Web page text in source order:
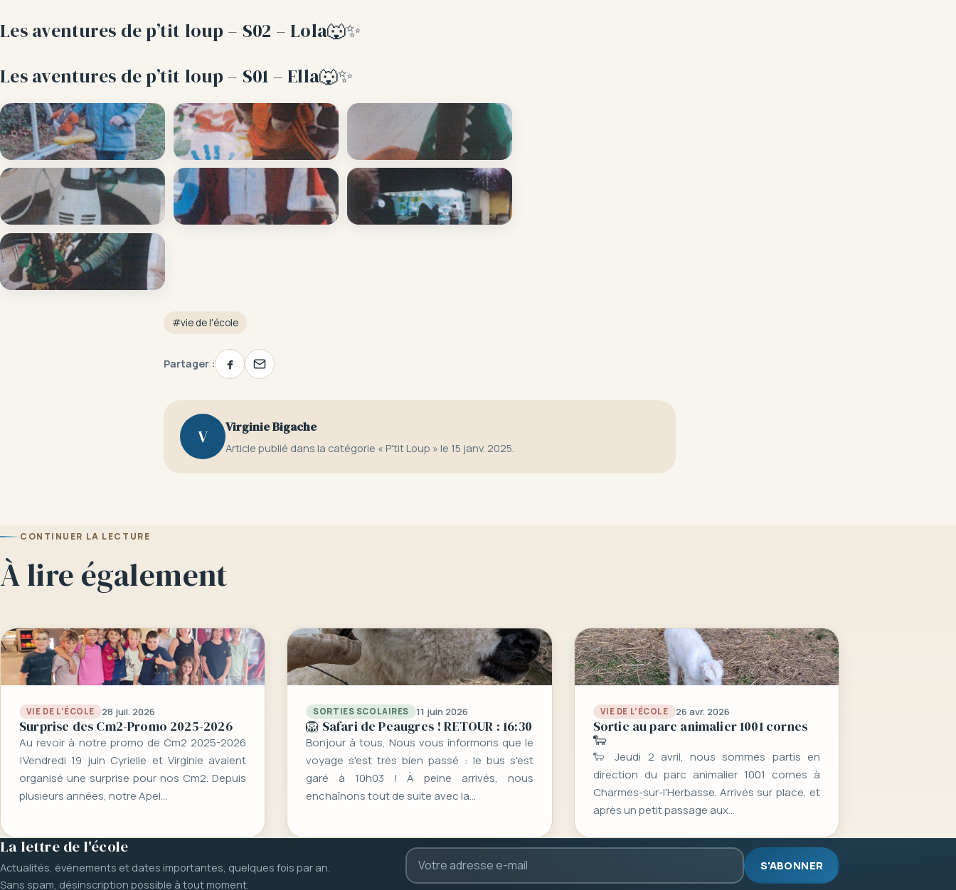
Les aventures de p’tit loup – S02 – Lola🐺✨
Les aventures de p’tit loup – S01 – Ella🐺✨
#vie de l'école
Partager :
V Virginie Bigache
Article publié dans la catégorie « P'tit Loup » le 15 janv. 2025.
CONTINUER LA LECTURE
À lire également
VIE DE L’ÉCOLE 28 juil. 2026
Surprise des Cm2-Promo 2025-2026
Au revoir à notre promo de Cm2 2025-2026
!Vendredi 19 juin Cyrielle et Virginie avaient
organisé une surprise pour nos Cm2. Depuis
plusieurs années, notre Apel…
SORTIES SCOLAIRES 11 juin 2026
🦁 Safari de Peaugres ! RETOUR : 16:30
Bonjour à tous, Nous vous informons que le
voyage s'est très bien passé : le bus s'est
garé à 10h03 ! À peine arrivés, nous
enchaînons tout de suite avec la…
VIE DE L’ÉCOLE 26 avr. 2026
Sortie au parc animalier 1001 cornes
🐑
🐑 Jeudi 2 avril, nous sommes partis en
direction du parc animalier 1001 cornes à
Charmes-sur-l'Herbasse. Arrivés sur place, et
après un petit passage aux…
La lettre de l'école
Actualités, événements et dates importantes, quelques fois par an.
Sans spam, désinscription possible à tout moment.
S'ABONNER